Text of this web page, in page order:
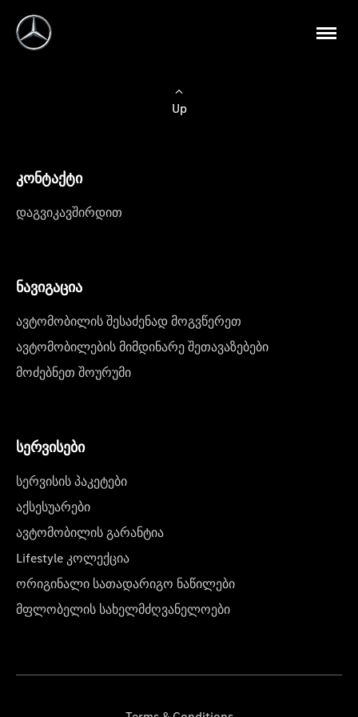
Up
კონტაქტი
დაგვიკავშირდით
ნავიგაცია
ავტომობილის შესაძენად მოგვწერეთ
ავტომობილების მიმდინარე შეთავაზებები
მოძებნეთ შოურუმი
სერვისები
სერვისის პაკეტები
აქსესუარები
ავტომობილის გარანტია
Lifestyle კოლექცია
ორიგინალი სათადარიგო ნაწილები
მფლობელის სახელმძღვანელოები